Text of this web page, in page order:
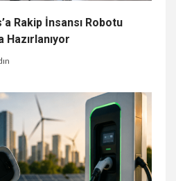
Rakip İnsansı Robotu
Hazırlanıyor